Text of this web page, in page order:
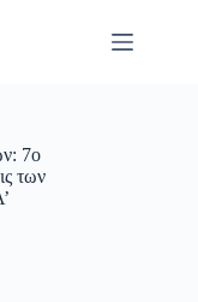
7ο
των